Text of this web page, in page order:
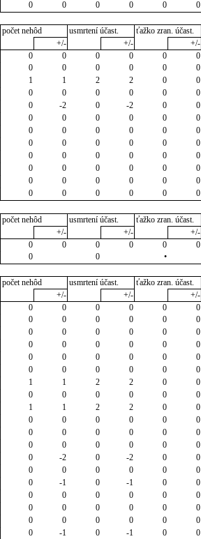
0 0 0 0 0 0
počet nehôd usmrtení účast. ťažko zran. účast.
+/-
+/- +/-
0 0 0 0 0 0
0 0 0 0 0 0
1 1 2 2 0 0
0 0 0 0 0 0
0 -2 0 -2 0 0
0 0 0 0 0 0
0 0 0 0 0 0
0 0 0 0 0 0
0 0 0 0 0 0
0 0 0 0 0 0
0 0 0 0 0 0
0 0 0 0 0 0
počet nehôd usmrtení účast. ťažko zran. účast.
+/-
+/- +/-
0 0 0 0 0 0
0 0 •
počet nehôd usmrtení účast. ťažko zran. účast.
+/-
+/- +/-
0 0 0 0 0 0
0 0 0 0 0 0
0 0 0 0 0 0
0 0 0 0 0 0
0 0 0 0 0 0
0 0 0 0 0 0
1 1 2 2 0 0
0 0 0 0 0 0
1 1 2 2 0 0
0 0 0 0 0 0
0 0 0 0 0 0
0 0 0 0 0 0
0 -2 0 -2 0 0
0 0 0 0 0 0
0 -1 0 -1 0 0
0 0 0 0 0 0
0 0 0 0 0 0
0 0 0 0 0 0
0 -1 0 -1 0 0